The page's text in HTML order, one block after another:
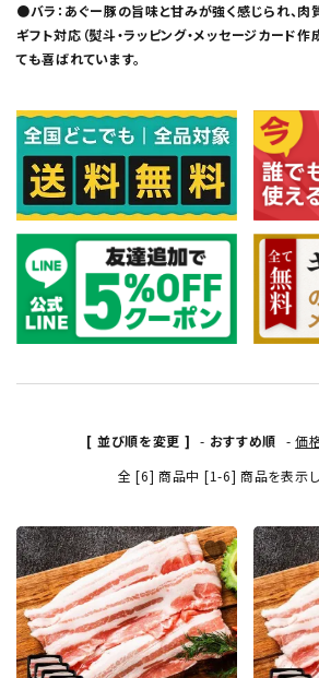
●バラ：あぐー豚の旨味と甘みが強く感じられ、肉
ギフト対応（熨斗・ラッピング・メッセージカード作
ても喜ばれています。
[ 並び順を変更 ] - おすすめ順 -価
全 [6] 商品中 [1-6] 商品を表示し
favorite